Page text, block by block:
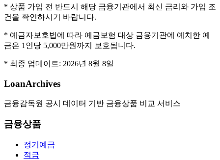
* 상품 가입 전 반드시 해당 금융기관에서 최신 금리와 가입 조
건을 확인하시기 바랍니다.
* 예금자보호법에 따라 예금보험 대상 금융기관에 예치한 예
금은 1인당 5,000만원까지 보호됩니다.
* 최종 업데이트: 2026년 8월 8일
LoanArchives
금융감독원 공시 데이터 기반 금융상품 비교 서비스
금융상품
정기예금
적금